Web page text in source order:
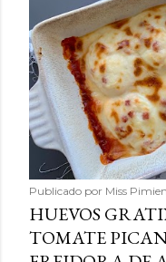
Publicado por Miss
HUEVOS
TOMATE